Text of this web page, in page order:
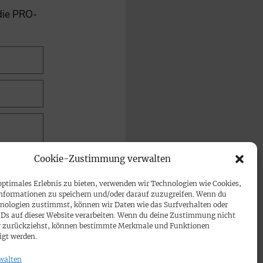
Cookie-Zustimmung verwalten
Erlebnis zu bieten, verwenden wir Technologien wie Cookies,
zu speichern und/oder darauf zuzugreifen. Wenn du
zustimmst, können wir Daten wie das Surfverhalten oder
auf dieser Website verarbeiten. Wenn du deine Zustimmung nicht
zurückziehst, können bestimmte Merkmale und Funktionen
werden.
PRO-